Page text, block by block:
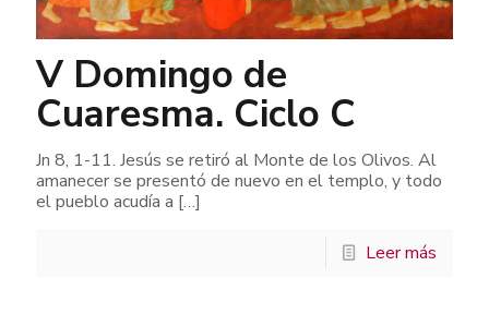
V Domingo de
Cuaresma. Ciclo C
Jn 8, 1-11. Jesús se retiró al Monte de los Olivos. Al
amanecer se presentó de nuevo en el templo, y todo
el pueblo acudía a […]
Leer más